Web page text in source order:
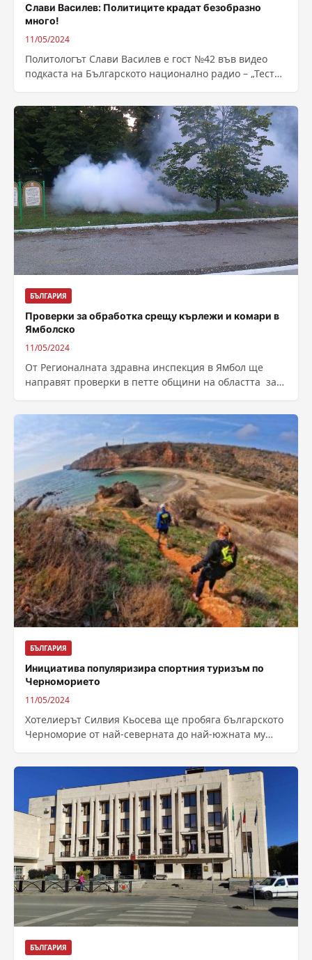
Слави Василев: Политицитe крадат безобразно
много!
11/05/2024
Политологът Слави Василев е гост №42 във видео
подкаста на Българското национално радио – „Тестът
БЪЛГАРИЯ
Проверки за обработка срещу кърлежи и комари в
Ямболско
11/05/2024
От Регионалната здравна инспекция в Ямбол ще
направят проверки в петте общини на областта за
БЪЛГАРИЯ
Инициатива популяризира спортния туризъм по
Черноморието
11/05/2024
Хотелиерът Силвия Кьосева ще пробяга българското
Черноморие от най-северната до най-южната му
БЪЛГАРИЯ